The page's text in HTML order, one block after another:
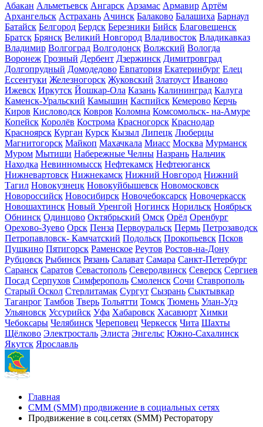
Абакан Альметьевск Ангарск Арзамас Армавир Артём
Архангельск Астрахань Ачинск Балаково Балашиха Барнаул
Батайск Белгород Бердск Березники Бийск Благовещенск
Братск Брянск Великий Новгород Владивосток Владикавказ
Владимир Волгоград Волгодонск Волжский Вологда
Воронеж Грозный Дербент Дзержинск Димитровград
Долгопрудный Домодедово Евпатория Екатеринбург Елец
Ессентуки Железногорск Жуковский Златоуст Иваново
Ижевск Иркутск Йошкар-Ола Казань Калининград Калуга
Каменск-Уральский Камышин Каспийск Кемерово Керчь
Киров Кисловодск Ковров Коломна Комсомольск- на-Амуре
Копейск Королёв Кострома Красногорск Краснодар
Красноярск Курган Курск Кызыл Липецк Люберцы
Магнитогорск Майкоп Махачкала Миасс Москва Мурманск
Муром Мытищи Набережные Челны Назрань Нальчик
Находка Невинномысск Нефтекамск Нефтеюганск
Нижневартовск Нижнекамск Нижний Новгород Нижний
Тагил Новокузнецк Новокуйбышевск Новомосковск
Новороссийск Новосибирск Новочебоксарск Новочеркасск
Новошахтинск Новый Уренгой Ногинск Норильск Ноябрьск
Обнинск Одинцово Октябрьский Омск Орёл Оренбург
Орехово-Зуево Орск Пенза Первоуральск Пермь Петрозаводск
Петропавловск- Камчатский Подольск Прокопьевск Псков
Пушкино Пятигорск Раменское Реутов Ростов-на-Дону
Рубцовск Рыбинск Рязань Салават Самара Санкт-Петербург
Саранск Саратов Севастополь Северодвинск Северск Сергиев
Посад Серпухов Симферополь Смоленск Сочи Ставрополь
Старый Оскол Стерлитамак Сургут Сызрань Сыктывкар
Таганрог Тамбов Тверь Тольятти Томск Тюмень Улан-Удэ
Ульяновск Уссурийск Уфа Хабаровск Хасавюрт Химки
Чебоксары Челябинск Череповец Черкесск Чита Шахты
Щёлково Электросталь Элиста Энгельс Южно-Сахалинск
Якутск Ярославль
Главная
СММ (SMM) продвижение в социальных сетях
Продвижение в соц.сетях (SMM) Ресторатору